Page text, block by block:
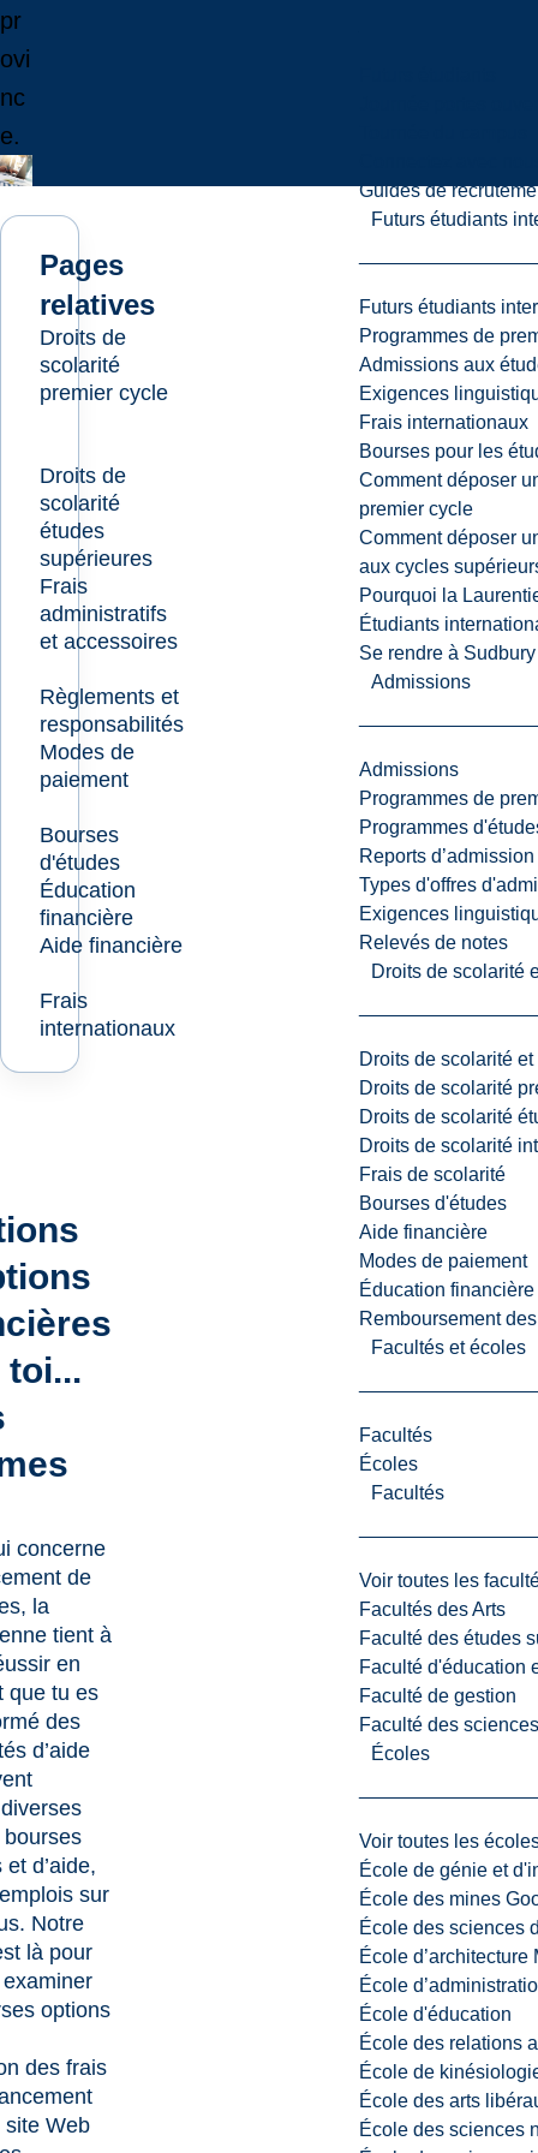
Guides de
Futurs étudiants
Futurs étudiants
Programmes de
Admissions aux
Exigences
Frais internationaux
Bourses pour les
Comment déposer
premier cycle
Comment déposer
aux cycles
Pourquoi la
Étudiants
Se rendre à Sudbury
Admissions
Admissions
Programmes de
Programmes
Reports d’admission
Types d'offres
Exigences
Relevés de notes
Droits de scolarité
Droits de scolarité
Droits de scolarité
Droits de scolarité
Droits de scolarité
Frais de scolarité
Bourses d'études
Aide financière
Modes de paiement
Éducation financière
Remboursement
Facultés et écoles
Facultés
Écoles
Facultés
Voir toutes les
Facultés des Arts
Faculté des études
Faculté d'éducation
Faculté de gestion
Faculté des
Écoles
Voir toutes les
École de génie et
École des mines
École des sciences
École d’architecture
École
École d'éducation
École des relations
École de
École des arts
École des sciences
pr
ovi
nc
e.
Pages
relatives
Droits de
scolarité
premier cycle
Droits de
scolarité
études
supérieures
Frais
administratifs
et accessoires
Règlements et
responsabilités
Modes de
paiement
Bourses
d'études
Éducation
financière
Aide financière
Frais
internationaux
concerne
de
la
tient à
en
que tu es
des
d’aide
et d’aide,
sur
Notre
là pour
examiner
options
des frais
site Web